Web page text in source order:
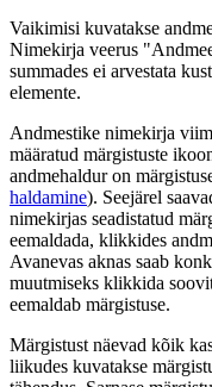
Vaikimisi kuvatakse
Nimekirja veerus
summades ei arvestata
elemente.
Andmestike nimekirja
määratud märgistuste
andmehaldur on
haldamine). Seejärel
nimekirjas seadistatud
eemaldada, klikkides
Avanevas aknas saab
muutmiseks klikkida
eemaldab märgistuse.
Märgistust näevad kõik
liikudes kuvatakse